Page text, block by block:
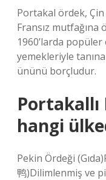
Portakal ördek,
Fransız
1960’larda
yemekleriyle
ününü borçludur.
Portakallı
hangi
Pekin Ördeği
鸭)Dilimlenmiş ve